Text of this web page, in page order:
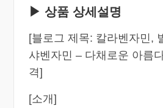
▶ 상품 상세설명
[블로그 제목: 칼라벤자민,
샤벤자민 – 다채로운 아름
격]
[소개]